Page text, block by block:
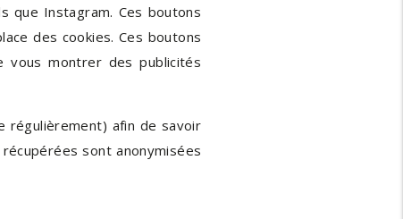
que Instagram. Ces boutons
des cookies. Ces boutons
vous montrer des publicités
régulièrement) afin de savoir
sont anonymisées